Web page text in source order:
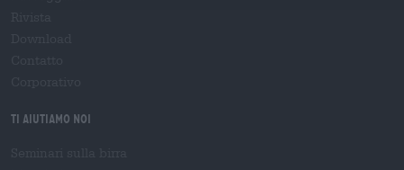
Ti aiutiamo noi